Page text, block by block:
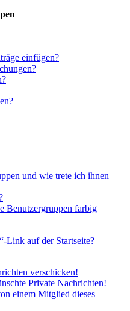
einfügen?
und wie trete ich ihnen
Benutzergruppen farbig
Link auf der Startseite?
verschicken!
Private Nachrichten!
einem Mitglied dieses